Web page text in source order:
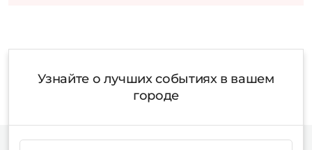
Узнайте о лучших событиях в вашем
городе